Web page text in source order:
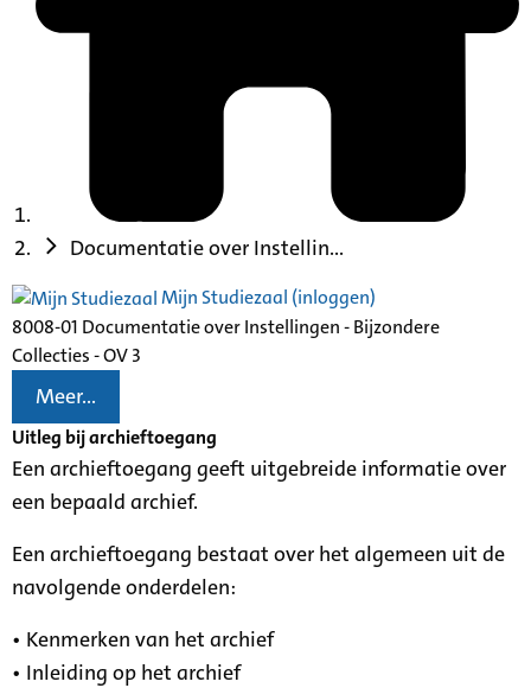
Documentatie over Instellin...
Mijn Studiezaal (inloggen)
8008-01 Documentatie over Instellingen - Bijzondere
Collecties - OV 3
Meer...
Uitleg bij archieftoegang
Een archieftoegang geeft uitgebreide informatie over
een bepaald archief.
Een archieftoegang bestaat over het algemeen uit de
navolgende onderdelen:
• Kenmerken van het archief
• Inleiding op het archief